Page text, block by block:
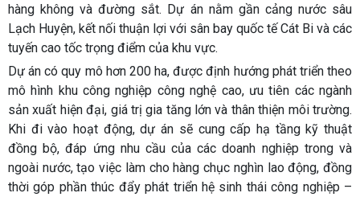
hàng không và đường sắt. Dự án nằm gần cảng nước sâu
Lạch Huyện, kết nối thuận lợi với sân bay quốc tế Cát Bi và các
tuyến cao tốc trọng điểm của khu vực.
Dự án có quy mô hơn 200 ha, được định hướng phát triển theo
mô hình khu công nghiệp công nghệ cao, ưu tiên các ngành
sản xuất hiện đại, giá trị gia tăng lớn và thân thiện môi trường.
Khi đi vào hoạt động, dự án sẽ cung cấp hạ tầng kỹ thuật
đồng bộ, đáp ứng nhu cầu của các doanh nghiệp trong và
ngoài nước, tạo việc làm cho hàng chục nghìn lao động, đồng
thời góp phần thúc đẩy phát triển hệ sinh thái công nghiệp –